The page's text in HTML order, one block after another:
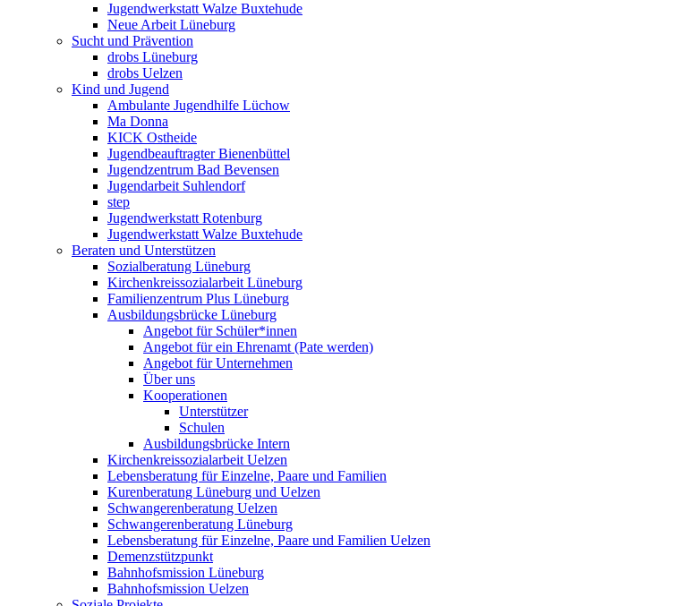
Jugendwerkstatt Walze Buxtehude
Neue Arbeit Lüneburg
Sucht und Prävention
drobs Lüneburg
drobs Uelzen
Kind und Jugend
Ambulante Jugendhilfe Lüchow
Ma Donna
KICK Ostheide
Jugendbeauftragter Bienenbüttel
Jugendzentrum Bad Bevensen
Jugendarbeit Suhlendorf
step
Jugendwerkstatt Rotenburg
Jugendwerkstatt Walze Buxtehude
Beraten und Unterstützen
Sozialberatung Lüneburg
Kirchenkreissozialarbeit Lüneburg
Familienzentrum Plus Lüneburg
Ausbildungsbrücke Lüneburg
Angebot für Schüler*innen
Angebot für ein Ehrenamt (Pate werden)
Angebot für Unternehmen
Über uns
Kooperationen
Unterstützer
Schulen
Ausbildungsbrücke Intern
Kirchenkreissozialarbeit Uelzen
Lebensberatung für Einzelne, Paare und Familien
Kurenberatung Lüneburg und Uelzen
Schwangerenberatung Uelzen
Schwangerenberatung Lüneburg
Lebensberatung für Einzelne, Paare und Familien Uelzen
Demenzstützpunkt
Bahnhofsmission Lüneburg
Bahnhofsmission Uelzen